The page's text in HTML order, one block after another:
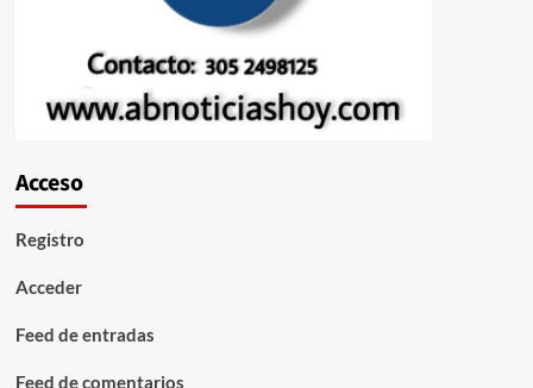
Acceso
Registro
Acceder
Feed de entradas
Feed de comentarios